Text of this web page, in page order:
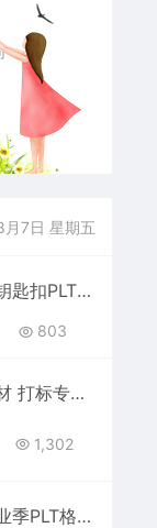
7日 星期五
一箭穿心车牌钥匙扣PLT格式激光打标文件通用矢量图
803
激光打标机素材 打标专用感恩父亲节快乐父爱如山节日艺术字体设计
1,302
青春的味道毕业季PLT格式激光打标文件通用矢量图